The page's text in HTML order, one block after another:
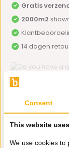
Gratis
2000m2
14 dagen
Do you have a
Our employee is
Send mail
Consent
This website
We use cookies to